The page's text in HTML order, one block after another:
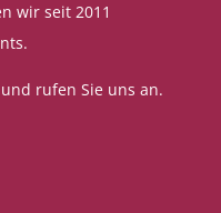
wir seit 2011
rufen Sie uns an.